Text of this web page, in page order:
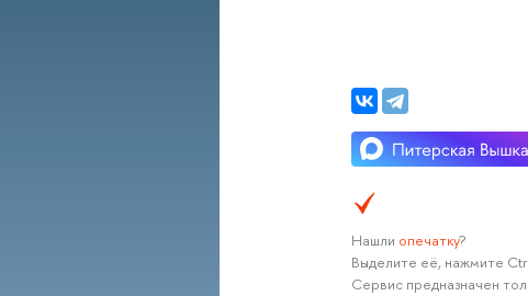
Нашли опечатку?
Выделите её, нажмите
Сервис предназначен